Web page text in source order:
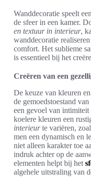
Wanddecoratie speelt
de sfeer in een kamer.
en textuur in interieur,
wanddecoratie
comfort. Het sublieme
is essentieel bij het
Creëren van een
De keuze van kleuren
de gemoedstoestand
een gevoel van
koelere kleuren een
interieurte variëren,
men een dynamisch en
niet alleen karakter toe
indruk achter op de
elementen helpt bij het
algehele uitstraling van